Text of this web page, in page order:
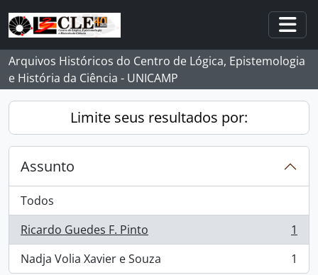
Skip to main content
Arquivos Históricos do Centro de Lógica, Epistemologia
e História da Ciência - UNICAMP
Limite seus resultados por:
Assunto
Todos
Ricardo Guedes F. Pinto
, 1 resultados
1
Nadja Volia Xavier e Souza
, 1 resultados 1